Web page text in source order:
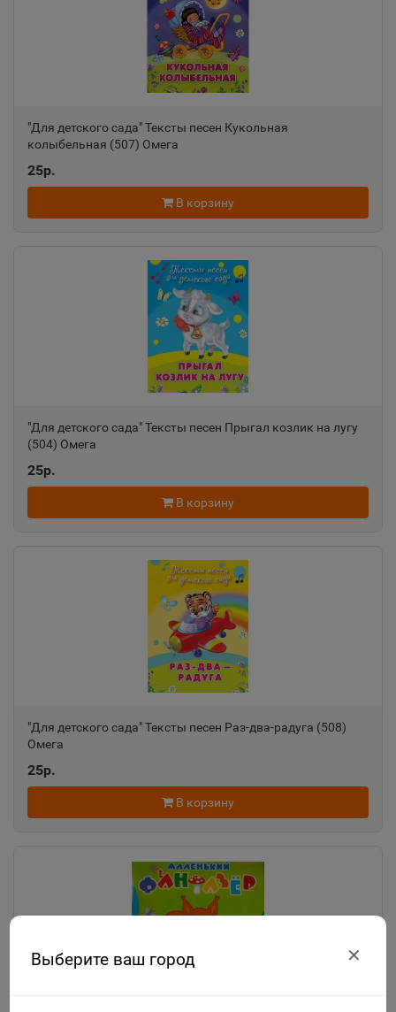
Выберите ваш город ✕
"Для детского сада" Тексты песен Кукольная
колыбельная (507) Омега
25р.
В корзину
"Для детского сада" Тексты песен Прыгал козлик на лугу
(504) Омега
25р.
В корзину
"Для детского сада" Тексты песен Раз-два-радуга (508)
Омега
25р.
В корзину